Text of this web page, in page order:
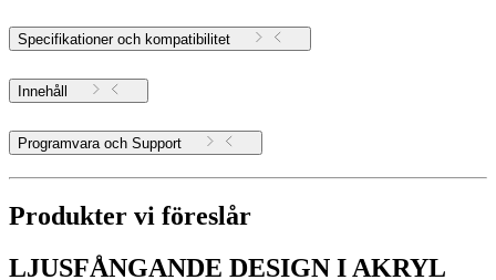
Specifikationer och kompatibilitet
Innehåll
Programvara och Support
Produkter vi föreslår
LJUSFÅNGANDE DESIGN I AKRYL